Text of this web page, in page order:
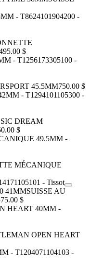
$
45.5MM750.00 $
DREAM
$
MÉCANIQUE
41MMSUISSE AU
$
OPEN HEART